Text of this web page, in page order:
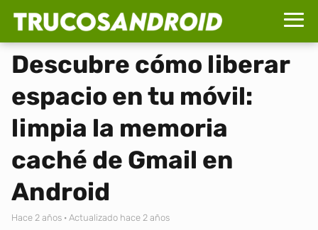
Descubre cómo liberar
espacio en tu móvil:
limpia la memoria
caché de Gmail en
Android
hace 2 años · Actualizado hace 2 años